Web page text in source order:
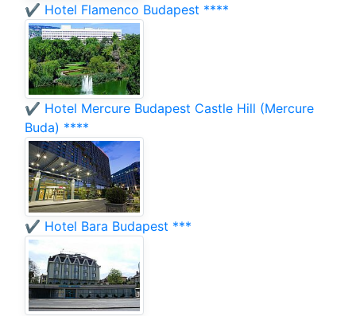
✔️ Hotel Flamenco Budapest ****
✔️ Hotel Mercure Budapest Castle Hill (Mercure
Buda) ****
✔️ Hotel Bara Budapest ***